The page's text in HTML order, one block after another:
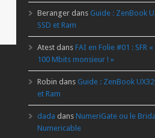
Beranger dans Guide : ZenBook
SSD et Ram
Atest dans FAI en Folie #01 : SFR
100 Mbits monsieur ! »
Robin dans Guide : ZenBook
et Ram
dada dans NumeriGate ou le
Numericable